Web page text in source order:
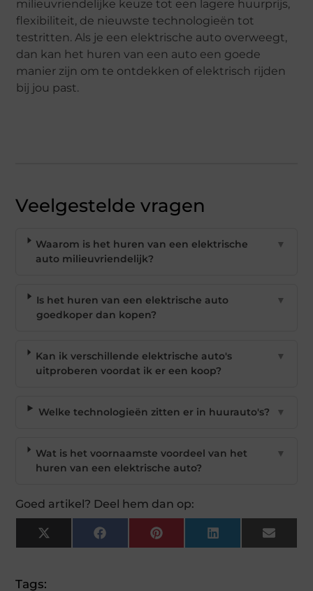
milieuvriendelijke keuze tot een lagere huurprijs,
flexibiliteit, de nieuwste technologieën tot
testritten. Als je een elektrische auto overweegt,
dan kan het huren van een auto een goede
manier zijn om te ontdekken of elektrisch rijden
bij jou past.
Veelgestelde vragen
Waarom is het huren van een elektrische
auto milieuvriendelijk?
▼
Is het huren van een elektrische auto
goedkoper dan kopen?
▼
Kan ik verschillende elektrische auto's
uitproberen voordat ik er een koop?
▼
Welke technologieën zitten er in huurauto's? ▼
Wat is het voornaamste voordeel van het
huren van een elektrische auto?
▼
Goed artikel? Deel hem dan op:
X
(Twitter)
Facebook Pinterest LinkedIn Email
Tags: